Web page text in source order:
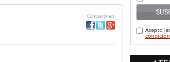
Compartir en:
Acepto